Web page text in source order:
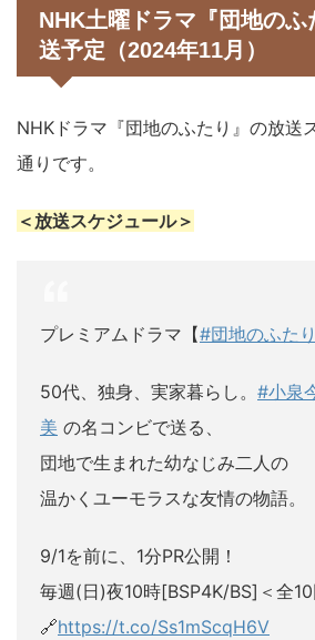
NHK土曜ドラマ『団地のふ
送予定（2024年11月）
NHKドラマ『団地のふたり』の放送
通りです。
＜放送スケジュール＞
プレミアムドラマ【#団地のふたり
50代、独身、実家暮らし。 #小泉
美 の名コンビで送る、
団地で生まれた幼なじみ二人の
温かくユーモラスな友情の物語。
9/1を前に、1分PR公開！
毎週(日)夜10時[BSP4K/BS]＜全10
🔗https://t.co/Ss1mScqH6V